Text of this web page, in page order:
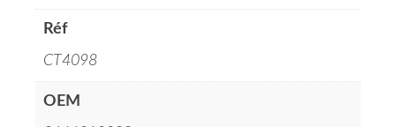
Réf
CT4098
OEM